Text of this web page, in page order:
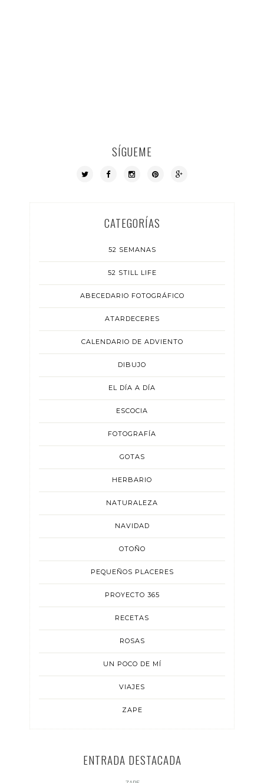
SÍGUEME
CATEGORÍAS
52 SEMANAS
52 STILL LIFE
ABECEDARIO FOTOGRÁFICO
ATARDECERES
CALENDARIO DE ADVIENTO
DIBUJO
EL DÍA A DÍA
ESCOCIA
FOTOGRAFÍA
GOTAS
HERBARIO
NATURALEZA
NAVIDAD
OTOÑO
PEQUEÑOS PLACERES
PROYECTO 365
RECETAS
ROSAS
UN POCO DE MÍ
VIAJES
ZAPE
ENTRADA DESTACADA